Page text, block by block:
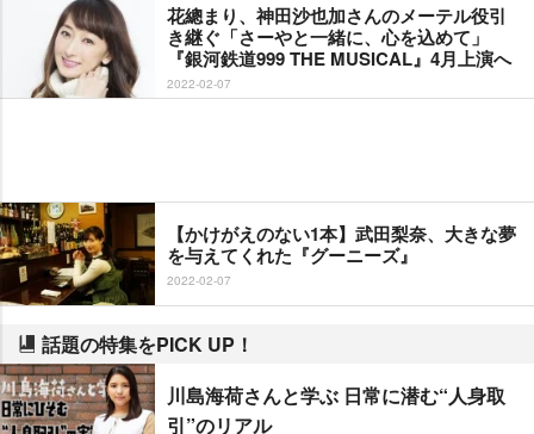
花總まり、神田沙也加さんのメーテル役引
き継ぐ「さーやと一緒に、心を込めて」
『銀河鉄道999 THE MUSICAL』4月上演へ
2022-02-07
【かけがえのない1本】武田梨奈、大きな夢
を与えてくれた『グーニーズ』
2022-02-07
話題の特集をPICK UP！
川島海荷さんと学ぶ 日常に潜む“人身取
引”のリアル